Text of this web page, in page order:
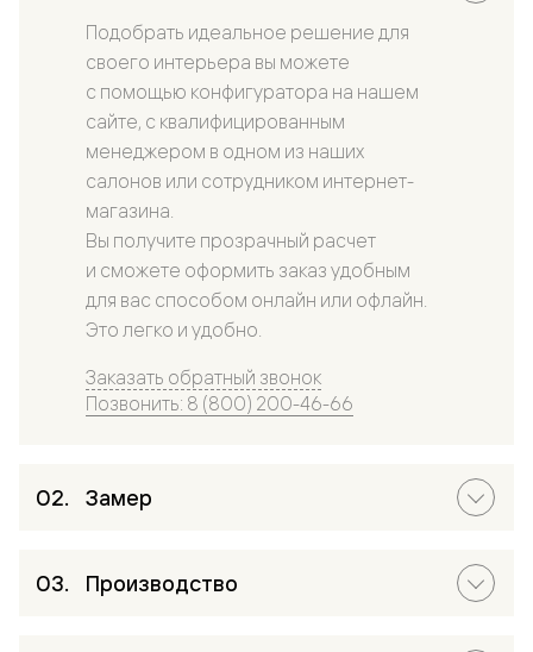
Подобрать идеальное решение для
своего интерьера вы можете
с помощью конфигуратора на нашем
сайте, с квалифицированным
менеджером в одном из наших
салонов или сотрудником интернет-
магазина.
Вы получите прозрачный расчет
и сможете оформить заказ удобным
для вас способом онлайн или офлайн.
Это легко и удобно.
Заказать обратный звонок
Позвонить: 8 (800) 200-46-66
Замер
Производство